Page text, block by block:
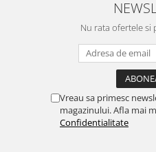
Nu rata ofertele
Vreau sa primesc
magazinului. Afla mai
Confidentialitate